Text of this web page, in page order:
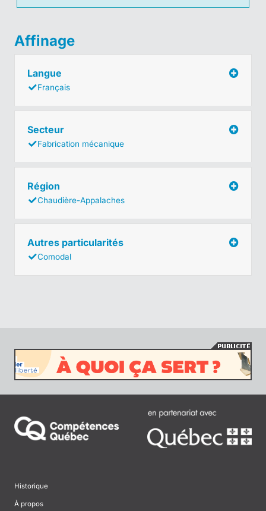
Affinage
Langue
Français
Secteur
Fabrication mécanique
Région
Chaudière-Appalaches
Autres particularités
Comodal
Historique
À propos